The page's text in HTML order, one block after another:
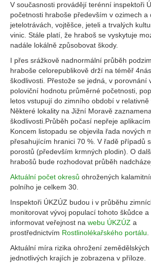
V současnosti provádějí terénní inspektoři
početnosti hraboše především v ozimech a
jetelotrávách, vojtěšce, jeteli a trvalých
vinic. Stále platí, že hraboš se vyskytuje
nadále lokálně způsobovat škody.
I přes srážkově nadnormální průběh
hraboše celorepublikově drží na téměř
škodlivosti. Přestože se jedná, v porovnání
poloviční hodnotu průměrné početnosti,
letos vstupují do zimního období v relativně
Některé lokality na Jižní Moravě
škodlivosti.Průběh počasí nepřeje aplikacím
Koncem listopadu se objevila řada nových
přesahujícím hranici 70 %. V řadě případů
porostů (především krmných plodin). O
hrabošů bude rozhodovat průběh
Aktuální počet okresů ohrožených
polního je celkem 30.
Inspektoři ÚKZÚZ budou i v průběhu
monitorovat vývoj populací tohoto škůdce
informovat veřejnost na webu ÚKZÚZ a
prostřednictvím Rostlinolékařského portálu
Aktuální míra rizika ohrožení
jednotlivých krajích je zobrazena v příloze.